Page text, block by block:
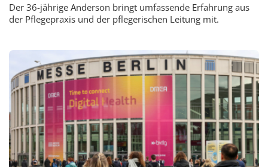
Der 36-jährige Anderson bringt umfassende Erfahrung aus
der Pflegepraxis und der pflegerischen Leitung mit.